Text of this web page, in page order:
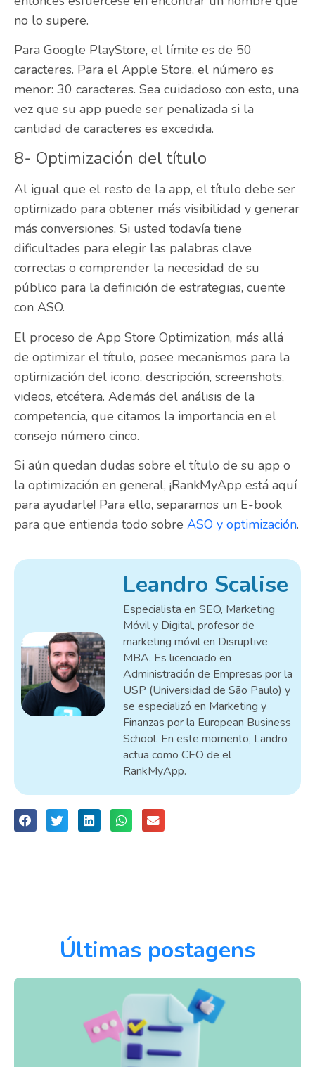
no lo supere.
Para Google PlayStore, el límite es de 50
caracteres. Para el Apple Store, el número es
menor: 30 caracteres. Sea cuidadoso con esto, una
vez que su app puede ser penalizada si la
cantidad de caracteres es excedida.
8- Optimización del título
Al igual que el resto de la app, el título debe ser
optimizado para obtener más visibilidad y generar
más conversiones. Si usted todavía tiene
dificultades para elegir las palabras clave
correctas o comprender la necesidad de su
público para la definición de estrategias, cuente
con ASO.
El proceso de App Store Optimization, más allá
de optimizar el título, posee mecanismos para la
optimización del icono, descripción, screenshots,
videos, etcétera. Además del análisis de la
competencia, que citamos la importancia en el
consejo número cinco.
Si aún quedan dudas sobre el título de su app o
la optimización en general, ¡RankMyApp está aquí
para ayudarle! Para ello, separamos un E-book
para que entienda todo sobre ASO y optimización.
Leandro Scalise
Especialista en SEO, Marketing
Móvil y Digital, profesor de
marketing móvil en Disruptive
MBA. Es licenciado en
Administración de Empresas por la
USP (Universidad de São Paulo) y
se especializó en Marketing y
Finanzas por la European Business
School. En este momento, Landro
actua como CEO de el
RankMyApp.
Últimas postagens